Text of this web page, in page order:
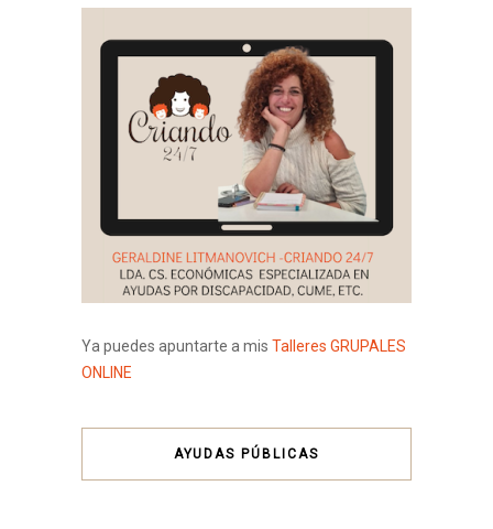
Ya puedes apuntarte a mis Talleres GRUPALES
ONLINE
AYUDAS PÚBLICAS